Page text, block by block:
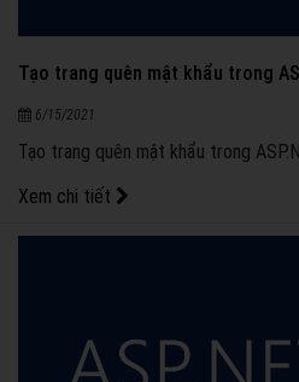
Tạo trang quên mật khẩu trong
6/15/2021
Tạo trang quên mật khẩu trong
Xem chi tiết